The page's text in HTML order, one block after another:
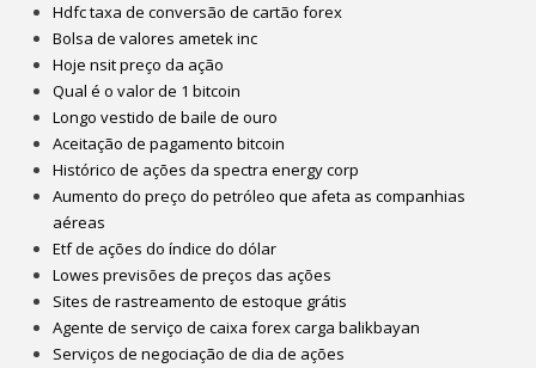
Hdfc taxa de conversão de cartão forex
Bolsa de valores ametek inc
Hoje nsit preço da ação
Qual é o valor de 1 bitcoin
Longo vestido de baile de ouro
Aceitação de pagamento bitcoin
Histórico de ações da spectra energy corp
Aumento do preço do petróleo que afeta as companhias
aéreas
Etf de ações do índice do dólar
Lowes previsões de preços das ações
Sites de rastreamento de estoque grátis
Agente de serviço de caixa forex carga balikbayan
Serviços de negociação de dia de ações